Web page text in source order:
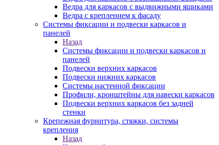
Ведра для каркасов с выдвижными ящиками
Ведра с креплением к фасаду
Системы фиксации и подвески каркасов и
панелей
Назад
Системы фиксации и подвески каркасов и
панелей
Подвески верхних каркасов
Подвески нижних каркасов
Системы настенной фиксации
Профили, кронштейны для навески каркасов
Подвески верхних каркасов без задней
стенки
Крепежная фурнитура, стяжки, системы
крепления
Назад